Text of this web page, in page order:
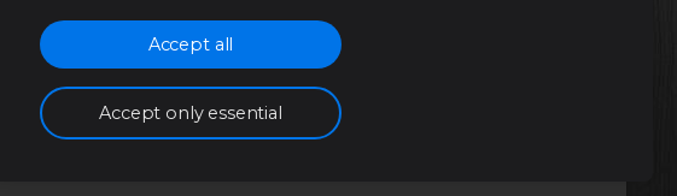
Accept all
Accept only essential